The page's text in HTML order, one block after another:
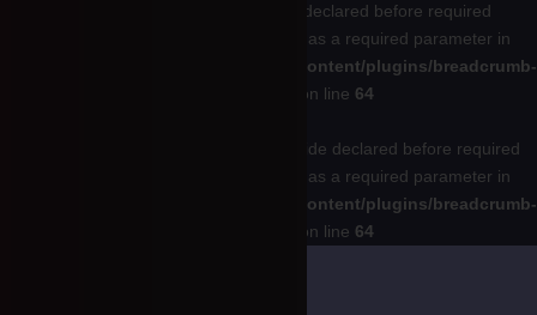
: Optional parameter $args declared before required
parameter $endpoint is implicitly treated as a required parameter in
/home/wheeefqz/pin-up-play.net/wp-content/plugins/breadcrumb-
on line 64
: Optional parameter $override declared before required
parameter $endpoint is implicitly treated as a required parameter in
/home/wheeefqz/pin-up-play.net/wp-content/plugins/breadcrumb-
on line 64